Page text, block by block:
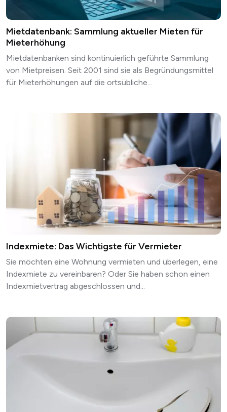
Mietdatenbank: Sammlung aktueller Mieten für
Mieterhöhung
Mietdatenbanken sind kontinuierlich geführte Sammlung
von Mietpreisen. Seit 2001 sind sie als Begründungsmittel
für Mieterhöhungen auf die ortsübliche...
Indexmiete: Das Wichtigste für Vermieter
Sie möchten eine Wohnung vermieten und überlegen, eine
Indexmiete zu vereinbaren? Oder Sie haben schon einen
Indexmietvertrag abgeschlossen und...